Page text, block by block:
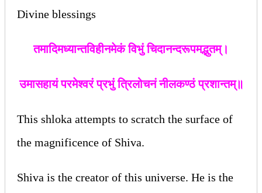
Divine blessings
तमादिमध्यान्तविहीनमेकं विभुं चिदानन्दरूपमद्भुतम्।
उमासहायं परमेश्‍वरं प्रभुं त्रिलोचनं नीलकण्ठं प्रशान्तम्॥
This shloka attempts to scratch the surface of
the magnificence of Shiva.
Shiva is the creator of this universe. He is the